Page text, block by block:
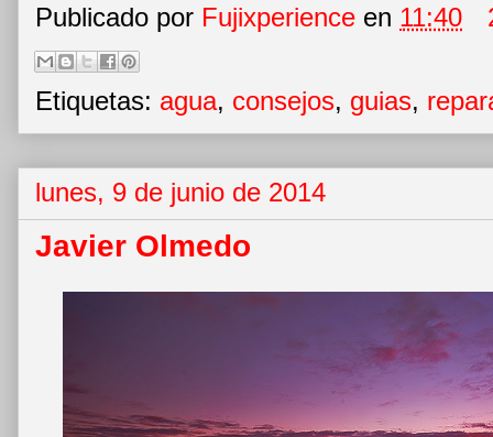
Publicado por Fujixperience en 11:40
Etiquetas: agua, consejos, guias,
lunes, 9 de junio de 2014
Javier Olmedo